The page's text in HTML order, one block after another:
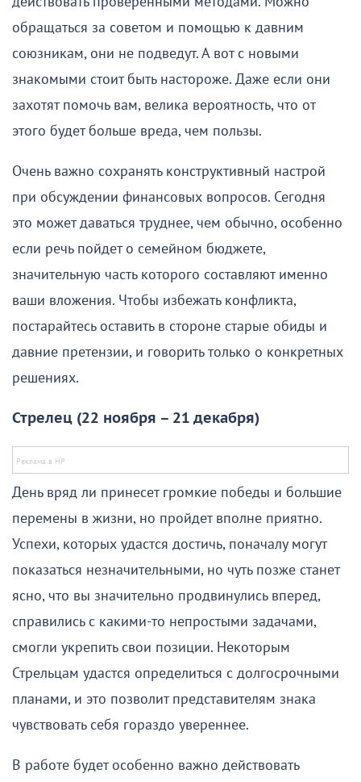
обращаться за советом и помощью к давним
союзникам, они не подведут. А вот с новыми
знакомыми стоит быть настороже. Даже если они
захотят помочь вам, велика вероятность, что от
этого будет больше вреда, чем пользы.
Очень важно сохранять конструктивный настрой
при обсуждении финансовых вопросов. Сегодня
это может даваться труднее, чем обычно, особенно
если речь пойдет о семейном бюджете,
значительную часть которого составляют именно
ваши вложения. Чтобы избежать конфликта,
постарайтесь оставить в стороне старые обиды и
давние претензии, и говорить только о конкретных
решениях.
Стрелец (22 ноября – 21 декабря)
День вряд ли принесет громкие победы и большие
перемены в жизни, но пройдет вполне приятно.
Успехи, которых удастся достичь, поначалу могут
показаться незначительными, но чуть позже станет
ясно, что вы значительно продвинулись вперед,
справились с какими-то непростыми задачами,
смогли укрепить свои позиции. Некоторым
Стрельцам удастся определиться с долгосрочными
планами, и это позволит представителям знака
чувствовать себя гораздо увереннее.
В работе будет особенно важно действовать